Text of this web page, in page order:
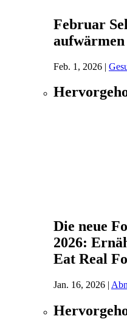
Februar
Feb. 1, 2026 |
Die neue
2026:
Eat Real
Jan. 16, 2026 |